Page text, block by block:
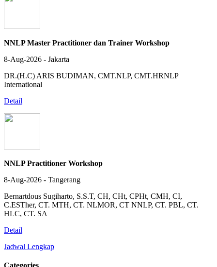
NNLP Master Practitioner dan Trainer Workshop
8-Aug-2026 - Jakarta
DR.(H.C) ARIS BUDIMAN, CMT.NLP, CMT.HRNLP
International
Detail
NNLP Practitioner Workshop
8-Aug-2026 - Tangerang
Bernartdous Sugiharto, S.S.T, CH, CHt, CPHt, CMH, CI,
C.ESTher, CT. MTH, CT. NLMOR, CT NNLP, CT. PBL, CT.
HLC, CT. SA
Detail
Jadwal Lengkap